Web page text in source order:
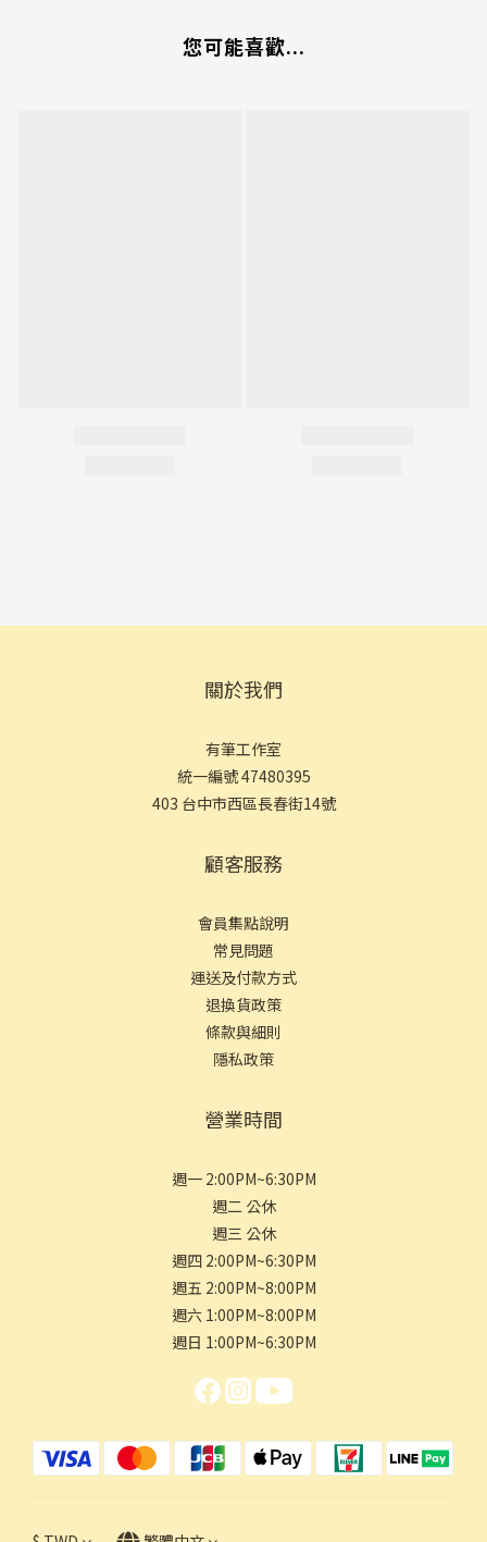
您可能喜歡...
關於我們
有筆工作室
統一編號 47480395
403 台中市西區長春街14號
顧客服務
會員集點說明
常見問題
運送及付款方式
退換貨政策
條款與細則
隱私政策
營業時間
週一 2:00PM~6:30PM
週二 公休
週三 公休
週四 2:00PM~6:30PM
週五 2:00PM~8:00PM
週六 1:00PM~8:00PM
週日 1:00PM~6:30PM